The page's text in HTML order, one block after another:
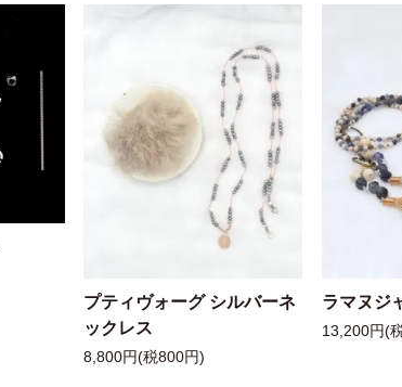
プティヴォーグ シルバーネ
ックレス
8,800円(税800円)
ラマヌジ
13,200円(